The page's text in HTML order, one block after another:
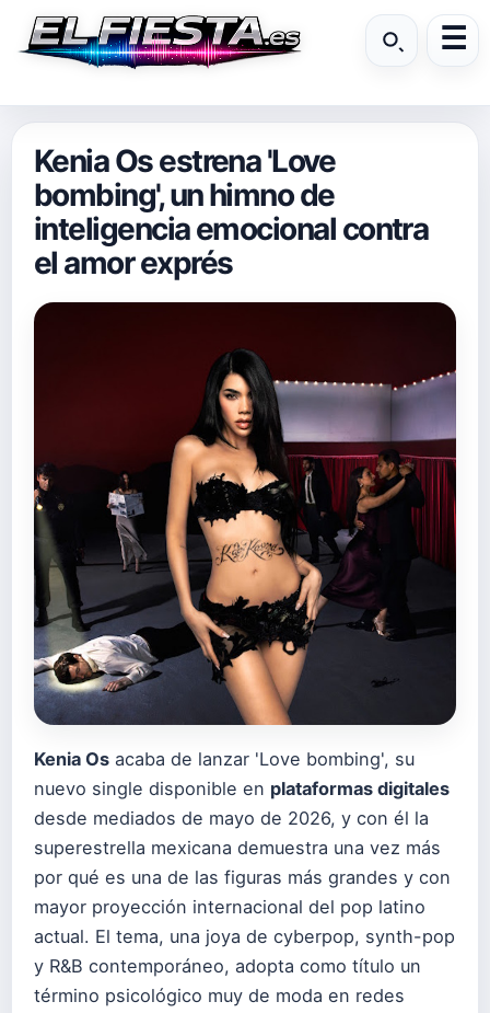
Kenia Os estrena 'Love
bombing', un himno de
inteligencia emocional contra
el amor exprés
Kenia Os acaba de lanzar 'Love bombing', su
nuevo single disponible en plataformas digitales
desde mediados de mayo de 2026, y con él la
superestrella mexicana demuestra una vez más
por qué es una de las figuras más grandes y con
mayor proyección internacional del pop latino
actual. El tema, una joya de cyberpop, synth-pop
y R&B contemporáneo, adopta como título un
término psicológico muy de moda en redes